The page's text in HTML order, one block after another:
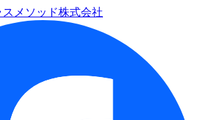
スメソッド株式会社